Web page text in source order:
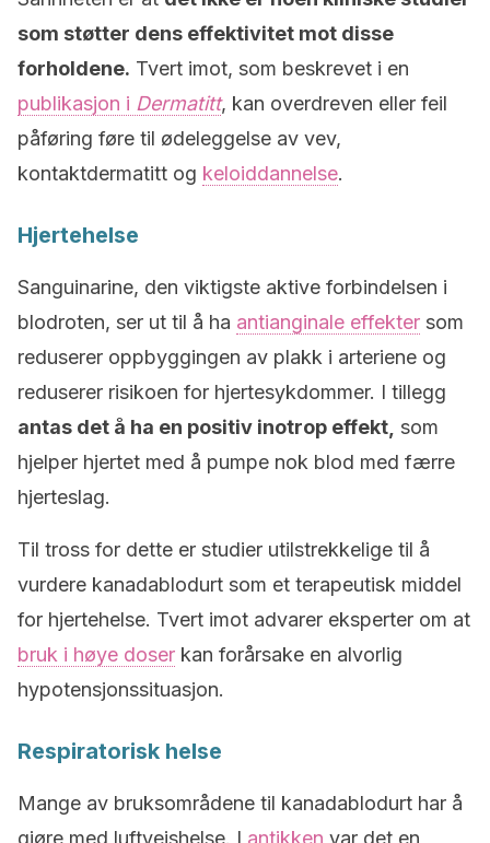
som støtter dens effektivitet mot disse
forholdene. Tvert imot, som beskrevet i en
publikasjon i Dermatitt, kan overdreven eller feil
påføring føre til ødeleggelse av vev,
kontaktdermatitt og keloiddannelse.
Hjertehelse
Sanguinarine, den viktigste aktive forbindelsen i
blodroten, ser ut til å ha antianginale effekter som
reduserer oppbyggingen av plakk i arteriene og
reduserer risikoen for hjertesykdommer. I tillegg
antas det å ha en positiv inotrop effekt, som
hjelper hjertet med å pumpe nok blod med færre
hjerteslag.
Til tross for dette er studier utilstrekkelige til å
vurdere kanadablodurt som et terapeutisk middel
for hjertehelse. Tvert imot advarer eksperter om at
bruk i høye doser kan forårsake en alvorlig
hypotensjonssituasjon.
Respiratorisk helse
Mange av bruksområdene til kanadablodurt har å
gjøre med luftveishelse. I antikken var det en